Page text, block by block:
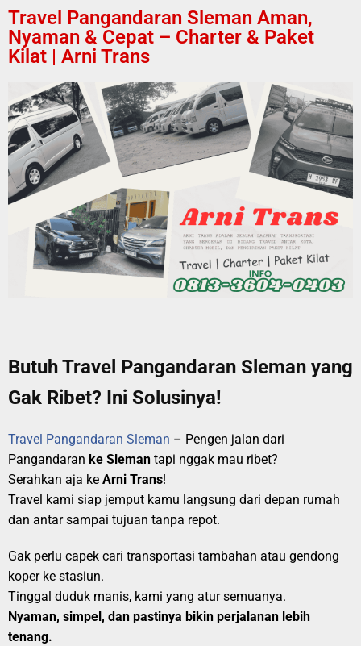
Travel Pangandaran Sleman Aman,
Nyaman & Cepat – Charter & Paket
Kilat | Arni Trans
Butuh Travel Pangandaran Sleman yang
Gak Ribet? Ini Solusinya!
Travel Pangandaran Sleman – Pengen jalan dari
Pangandaran ke Sleman tapi nggak mau ribet?
Serahkan aja ke Arni Trans!
Travel kami siap jemput kamu langsung dari depan rumah
dan antar sampai tujuan tanpa repot.
Gak perlu capek cari transportasi tambahan atau gendong
koper ke stasiun.
Tinggal duduk manis, kami yang atur semuanya.
Nyaman, simpel, dan pastinya bikin perjalanan lebih
tenang.